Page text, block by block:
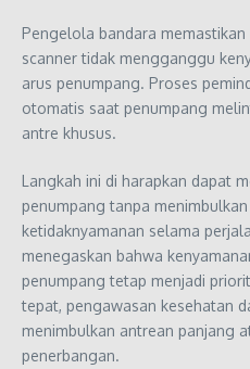
Pengelola bandara
scanner tidak mengganggu
arus penumpang. Proses
otomatis saat penumpang
antre khusus.
Langkah ini di harapkan dapat
penumpang tanpa
ketidaknyamanan selama
menegaskan bahwa
penumpang tetap menjadi
tepat, pengawasan kesehatan
menimbulkan antrean panjang
penerbangan.